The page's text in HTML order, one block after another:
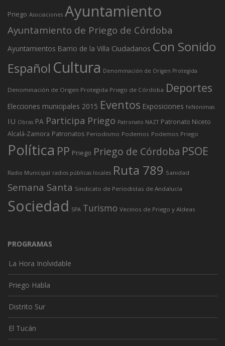
Priego Asociaciones Ayuntamiento
Ayuntamiento de Priego de Córdoba
Ayuntamientos Barrio de la Villa Ciudadanos Con Sonido
Español Cultura Denominación de Origen Protegida
Denominación de Origen Protegida Priego de Córdoba Deportes
Elecciones municipales 2015 Eventos Exposiciones feNónimas
IU Obras PA Participa Priego Patronato NAZT Patronato Niceto
Alcalá-Zamora Patronatos Periodismo Podemos Podemos Priego
Política PP Priego Priego de Córdoba PSOE
Radio Municipal radios públicas locales Ruta 789 Sanidad
Semana Santa Sindicato de Periodistas de Andalucía
Sociedad SPA Turismo Vecinos de Priego y Aldeas
PROGRAMAS
La Hora Inolvidable
Priego Habla
Distrito Sur
El Tucán